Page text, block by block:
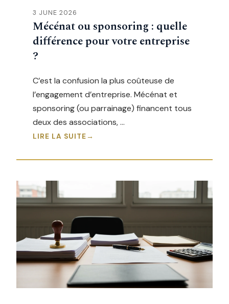
3 JUNE 2026
Mécénat ou sponsoring : quelle
différence pour votre entreprise
?
C’est la confusion la plus coûteuse de
l’engagement d’entreprise. Mécénat et
sponsoring (ou parrainage) financent tous
deux des associations, …
LIRE LA SUITE